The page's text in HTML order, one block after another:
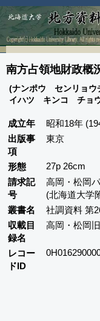
南方占領地財政概
(ナンポウ センリョ
イハツ キンコ チョ
成立年
昭和18年
出版事
項
東京
形態
27p 26cm
請求記
号
高岡・松岡
(北海道大学
叢書名
社調資料 第
収載目
録名
高岡・松岡
レコー
ドID